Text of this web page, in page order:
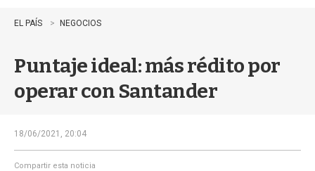
e
EL PAÍS NEGOCIOS
Puntaje ideal: más rédito por
operar con Santander
18/06/2021, 20:04
Compartir esta noticia